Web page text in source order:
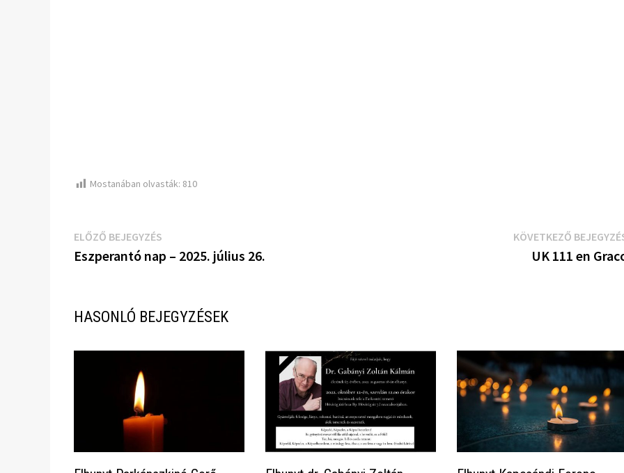
Mostanában olvasták: 810
Bejegyzés
navigáció
ELŐZŐ BEJEGYZÉS
bejegyzés:
Eszperantó nap – 2025. július 26.
KÖVETKEZŐ
UK 111 en
HASONLÓ BEJEGYZÉSEK